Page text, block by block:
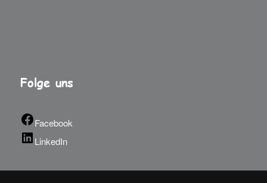
Folge uns
Facebook
LinkedIn